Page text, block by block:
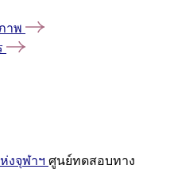
าพ
งจุฬาฯ ศูนย์ทดสอบทาง